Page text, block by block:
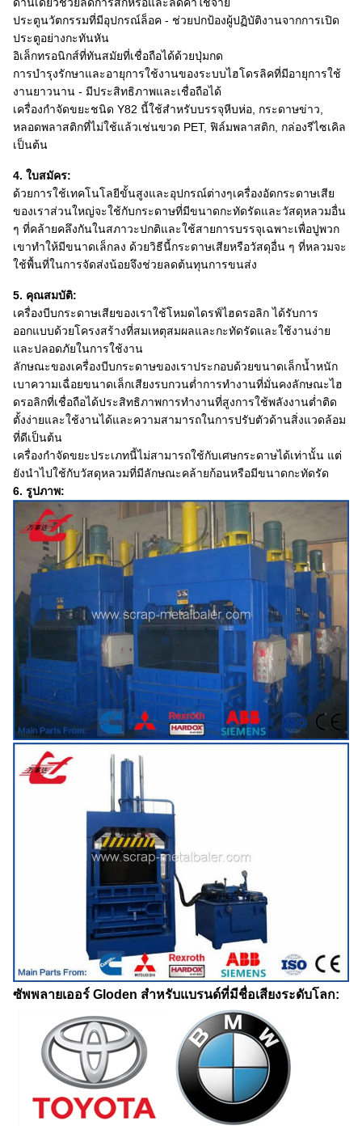
ประตูนวัตกรรมที่มีอุปกรณ์ล็อค - ช่วยปกป้องผู้ปฏิบัติงานจากการเปิด
ประตูอย่างกะทันหัน
อิเล็กทรอนิกส์ที่ทันสมัยที่เชื่อถือได้ด้วยปุ่มกด
การบำรุงรักษาและอายุการใช้งานของระบบไฮโดรลิคที่มีอายุการใช้
งานยาวนาน - มีประสิทธิภาพและเชื่อถือได้
เครื่องกำจัดขยะชนิด Y82 นี้ใช้สำหรับบรรจุหีบห่อ, กระดาษข่าว,
หลอดพลาสติกที่ไม่ใช้แล้วเช่นขวด PET, ฟิล์มพลาสติก, กล่องรีไซเคิล
เป็นต้น
4. ใบสมัคร:
ด้วยการใช้เทคโนโลยีขั้นสูงและอุปกรณ์ต่างๆเครื่องอัดกระดาษเสีย
ของเราส่วนใหญ่จะใช้กับกระดาษที่มีขนาดกะทัดรัดและวัสดุหลวมอื่น
ๆ ที่คล้ายคลึงกันในสภาวะปกติและใช้สายการบรรจุเฉพาะเพื่อปูพวก
เขาทำให้มีขนาดเล็กลง ด้วยวิธีนี้กระดาษเสียหรือวัสดุอื่น ๆ ที่หลวมจะ
ใช้พื้นที่ในการจัดส่งน้อยจึงช่วยลดต้นทุนการขนส่ง
5. คุณสมบัติ:
เครื่องบีบกระดาษเสียของเราใช้โหมดไดรฟ์ไฮดรอลิก ได้รับการ
ออกแบบด้วยโครงสร้างที่สมเหตุสมผลและกะทัดรัดและใช้งานง่าย
และปลอดภัยในการใช้งาน
ลักษณะของเครื่องบีบกระดาษของเราประกอบด้วยขนาดเล็กน้ำหนัก
เบาความเฉื่อยขนาดเล็กเสียงรบกวนต่ำการทำงานที่มั่นคงลักษณะไฮ
ดรอลิกที่เชื่อถือได้ประสิทธิภาพการทำงานที่สูงการใช้พลังงานต่ำติด
ตั้งง่ายและใช้งานได้และความสามารถในการปรับตัวด้านสิ่งแวดล้อม
ที่ดีเป็นต้น
เครื่องกำจัดขยะประเภทนี้ไม่สามารถใช้กับเศษกระดาษได้เท่านั้น แต่
ยังนำไปใช้กับวัสดุหลวมที่มีลักษณะคล้ายก้อนหรือมีขนาดกะทัดรัด
6. รูปภาพ:
ซัพพลายเออร์ Gloden สำหรับแบรนด์ที่มีชื่อเสียงระดับโลก: